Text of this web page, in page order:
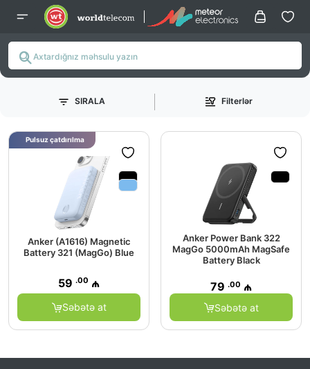
SIRALA Filterlər
Anker (A1616) Magnetic
Battery 321 (MagGo) Blue
59 .00 ₼
Səbətə at
Pulsuz çatdırılma
Anker Power Bank 322
MagGo 5000mAh MagSafe
Battery Black
79 .00 ₼
Səbətə at